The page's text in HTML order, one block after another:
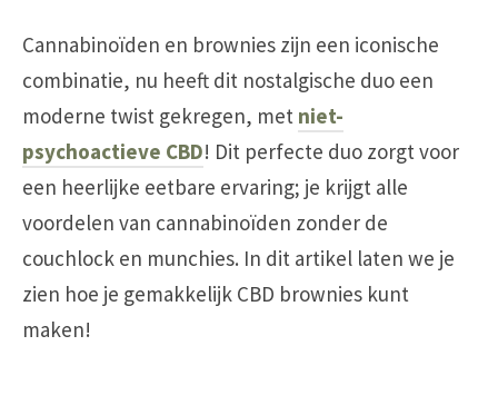
Cannabinoïden en brownies zijn een iconische
combinatie, nu heeft dit nostalgische duo een
moderne twist gekregen, met niet-
psychoactieve CBD! Dit perfecte duo zorgt voor
een heerlijke eetbare ervaring; je krijgt alle
voordelen van cannabinoïden zonder de
couchlock en munchies. In dit artikel laten we je
zien hoe je gemakkelijk CBD brownies kunt
maken!